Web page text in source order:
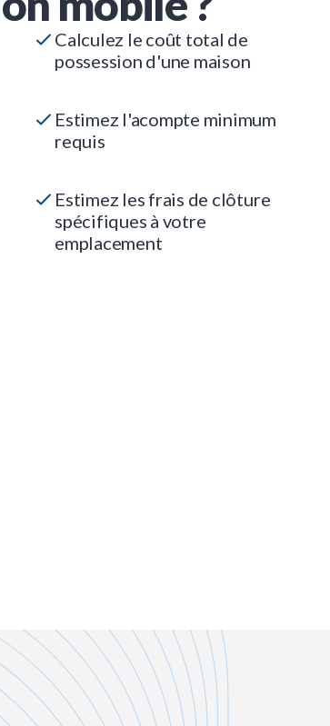
Calculez le coût total de
possession d'une maison
Estimez l'acompte minimum
requis
Estimez les frais de clôture
spécifiques à votre
emplacement